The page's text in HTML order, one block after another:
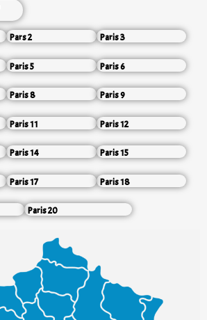
Pars 2 Paris 3
Paris 5 Paris 6
Paris 8 Paris 9
Paris 11 Paris 12
Paris 14 Paris 15
Paris 17 Paris 18
Paris 20